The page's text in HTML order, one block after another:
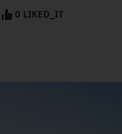
0 LIKED_IT